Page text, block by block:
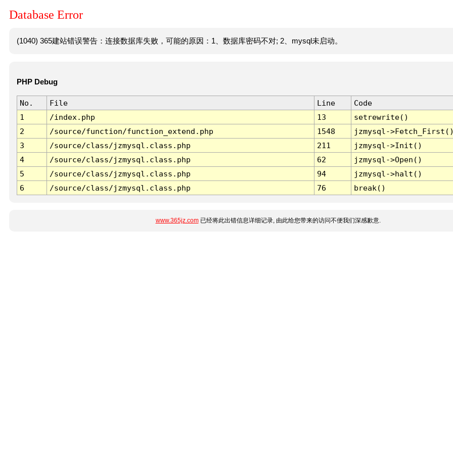
Database Error
(1040) 365建站错误警告：连接数据库失败，可能的原因：1、数据库密码不对; 2、mysql未启动。
PHP Debug
No. File Line
Code
1
/index.php 13
setrewrite()
2
/source/function/function_extend.php 1548
jzmysql-
3
/source/class/jzmysql.class.php 211
jzmysql->Init()
4
/source/class/jzmysql.class.php 62
jzmysql->Open()
5
/source/class/jzmysql.class.php 94
jzmysql->halt()
6
/source/class/jzmysql.class.php 76 break()
www.365jz.com已经将此出错信息详细记录, 由此给您带来的访问不便我们深感歉意.